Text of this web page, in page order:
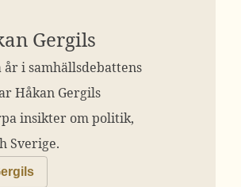
Gergils
år i samhällsdebattens
Håkan Gergils
insikter om politik,
Sverige.